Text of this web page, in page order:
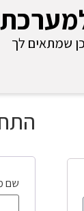
שמתאים לך
שם